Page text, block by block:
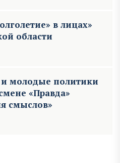
в лицах»
области
и молодые политики
«Правда»
смыслов»